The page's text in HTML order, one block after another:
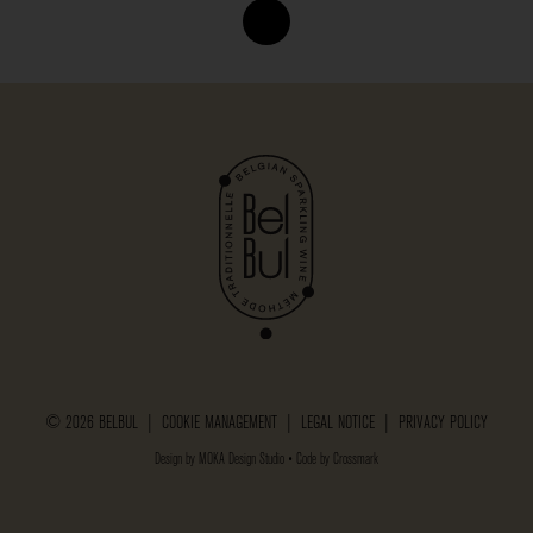
© 2026 BELBUL | COOKIE MANAGEMENT LEGAL NOTICE PRIVACY POLICY
Design by MOKA Design Studio • Code by Crossmark